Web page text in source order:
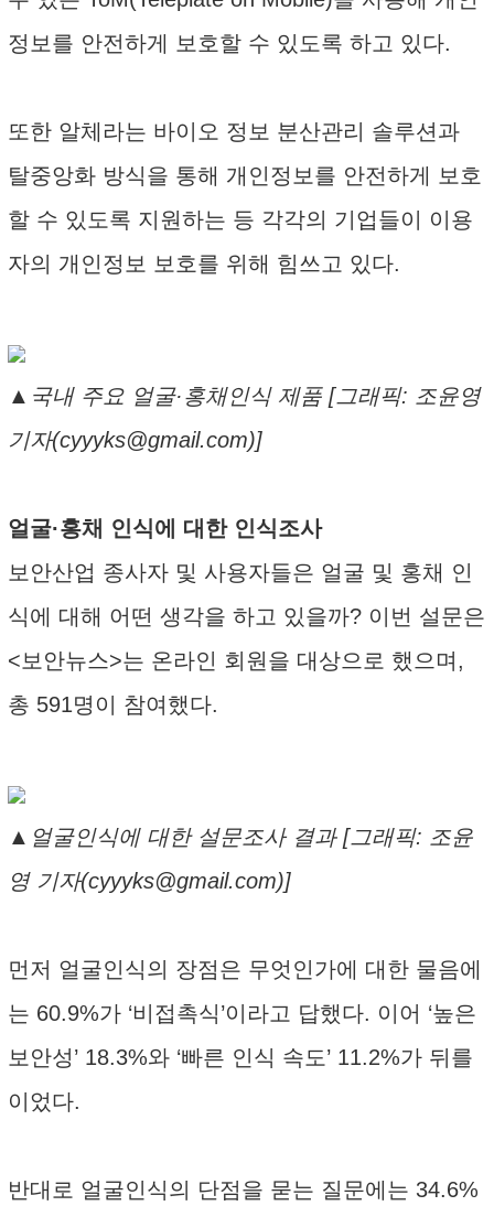
정보를 안전하게 보호할 수 있도록 하고 있다.
또한 알체라는 바이오 정보 분산관리 솔루션과
탈중앙화 방식을 통해 개인정보를 안전하게 보호
할 수 있도록 지원하는 등 각각의 기업들이 이용
자의 개인정보 보호를 위해 힘쓰고 있다.
▲국내 주요 얼굴·홍채인식 제품 [그래픽: 조윤영
기자(cyyyks@gmail.com)]
얼굴·홍채 인식에 대한 인식조사
보안산업 종사자 및 사용자들은 얼굴 및 홍채 인
식에 대해 어떤 생각을 하고 있을까? 이번 설문은
<보안뉴스>는 온라인 회원을 대상으로 했으며,
총 591명이 참여했다.
▲얼굴인식에 대한 설문조사 결과 [그래픽: 조윤
영 기자(cyyyks@gmail.com)]
먼저 얼굴인식의 장점은 무엇인가에 대한 물음에
는 60.9%가 ‘비접촉식’이라고 답했다. 이어 ‘높은
보안성’ 18.3%와 ‘빠른 인식 속도’ 11.2%가 뒤를
이었다.
반대로 얼굴인식의 단점을 묻는 질문에는 34.6%